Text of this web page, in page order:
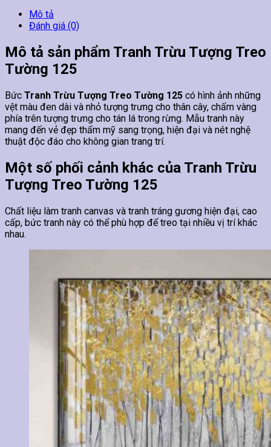
Mô tả
Đánh giá (0)
Mô tả sản phẩm Tranh Trừu Tượng Treo
Tường 125
Bức Tranh Trừu Tượng Treo Tường 125 có hình ảnh những
vệt màu đen dài và nhỏ tượng trưng cho thân cây, chấm vàng
phía trên tượng trưng cho tán lá trong rừng. Mẫu tranh này
mang đến vẻ đẹp thẩm mỹ sang trọng, hiện đại và nét nghệ
thuật độc đáo cho không gian trang trí.
Một số phối cảnh khác của Tranh Trừu
Tượng Treo Tường 125
Chất liệu làm tranh canvas và tranh tráng gương hiện đại, cao
cấp, bức tranh này có thể phù hợp để treo tại nhiều vị trí khác
nhau.